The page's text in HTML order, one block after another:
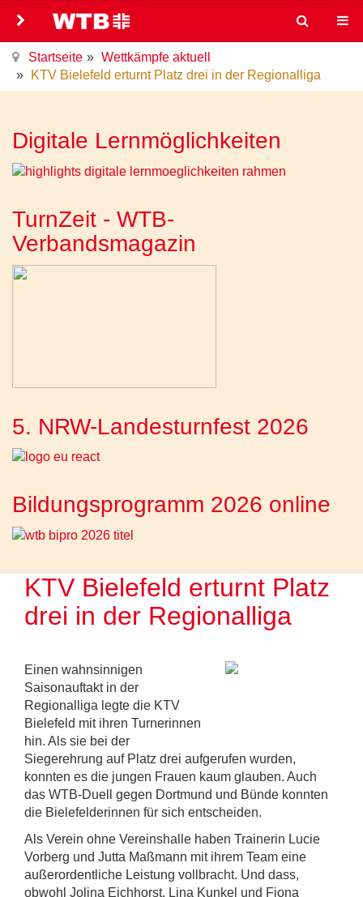
Startseite
Wettkämpfe aktuell
KTV Bielefeld erturnt Platz drei in der Regionalliga
Digitale Lernmöglichkeiten
TurnZeit - WTB-
Verbandsmagazin
5. NRW-Landesturnfest 2026
Bildungsprogramm 2026 online
KTV Bielefeld erturnt Platz
drei in der Regionalliga
Einen wahnsinnigen
Saisonauftakt in der
Regionalliga legte die KTV
Bielefeld mit ihren Turnerinnen
hin. Als sie bei der
Siegerehrung auf Platz drei aufgerufen wurden,
konnten es die jungen Frauen kaum glauben. Auch
das WTB-Duell gegen Dortmund und Bünde konnten
die Bielefelderinnen für sich entscheiden.
Als Verein ohne Vereinshalle haben Trainerin Lucie
Vorberg und Jutta Maßmann mit ihrem Team eine
außerordentliche Leistung vollbracht. Und dass,
obwohl Jolina Eichhorst, Lina Kunkel und Fiona